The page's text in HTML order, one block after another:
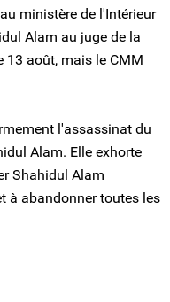
ministère de l'Intérieur
Alam au juge de la
août, mais le CMM
l'assassinat du
Alam. Elle exhorte
Shahidul Alam
à abandonner toutes les